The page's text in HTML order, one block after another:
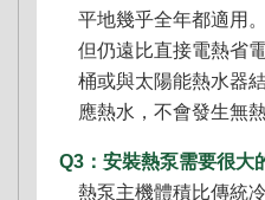
平地幾乎全年都適用
但仍遠比直接電熱省
桶或與太陽能熱水器
應熱水，不會發生無
Q3：安裝熱泵需要很大
熱泵主機體積比傳統